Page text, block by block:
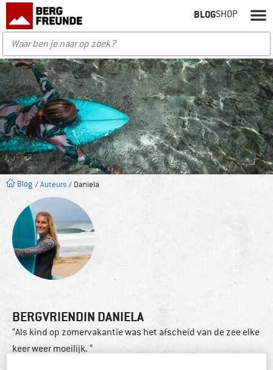
BLOGSHOP
Blog /Auteurs / Daniela
BERGVRIENDIN DANIELA
“Als kind op zomervakantie was het afscheid van de zee elke
keer weer moeilijk. “